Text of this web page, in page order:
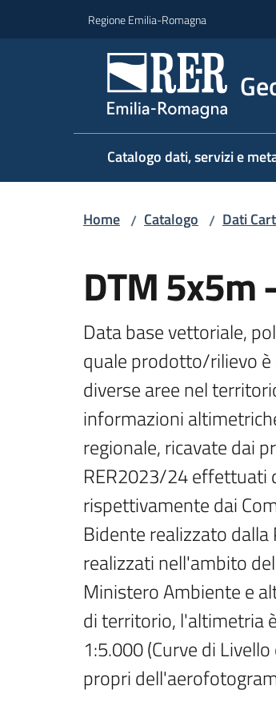
Regione Emilia-Romagna
Catalogo dati, servizi e
Home / Catalogo / Dati
DTM 5x5m
Data base vettoriale,
quale prodotto/rilievo
diverse aree nel
informazioni
regionale, ricavate dai
RER2023/24 effettuati
rispettivamente dai
Bidente realizzato
realizzati nell'ambito
Ministero Ambiente e
di territorio, l'altimetria
1:5.000 (Curve di
propri